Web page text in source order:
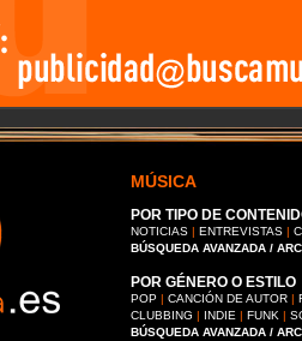
MÚSICA
POR TIPO DE
NOTICIAS | ENTREVISTAS |
BÚSQUEDA AVANZADA /
POR GÉNERO O ESTILO
POP | CANCIÓN DE AUTOR |
CLUBBING | INDIE | FUNK |
BÚSQUEDA AVANZADA /